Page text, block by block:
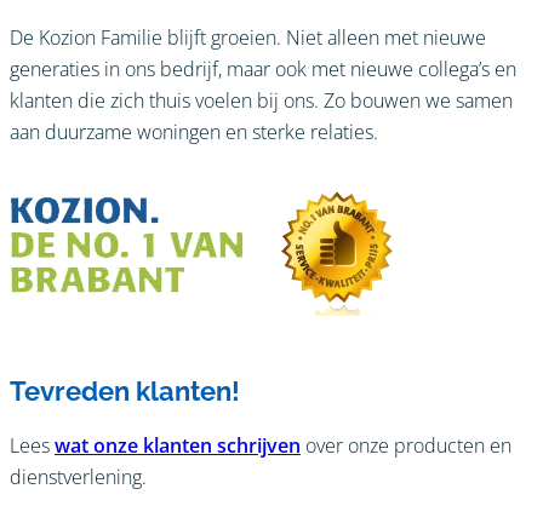
De Kozion Familie blijft groeien. Niet alleen met nieuwe
generaties in ons bedrijf, maar ook met nieuwe collega’s en
klanten die zich thuis voelen bij ons. Zo bouwen we samen
aan duurzame woningen en sterke relaties.
Tevreden klanten!
Leeswat onze klanten schrijven over onze producten en
dienstverlening.